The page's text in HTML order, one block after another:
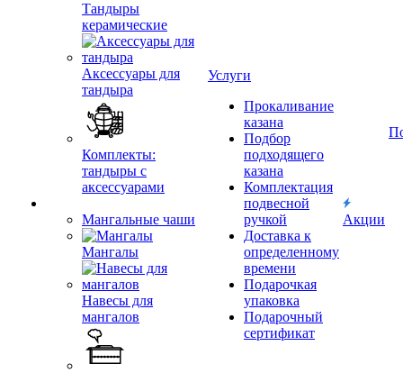
Тандыры
керамические
Аксессуары для
тандыра
Комплекты:
тандыры с
аксессуарами
Мангальные чаши
Мангалы
Навесы для
мангалов
Услуги
Прокаливание
казана
Подбор
подходящего
казана
Комплектация
подвесной
ручкой
Доставка к
определенному
времени
Подарочкая
упаковка
Подарочный
сертификат
Акции